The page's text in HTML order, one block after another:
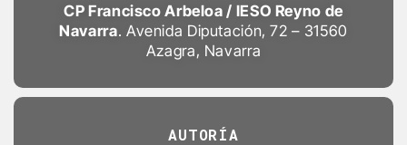
CP Francisco Arbeloa / IESO Reyno de
Navarra. Avenida Diputación, 72 – 31560
Azagra, Navarra
AUTORÍA